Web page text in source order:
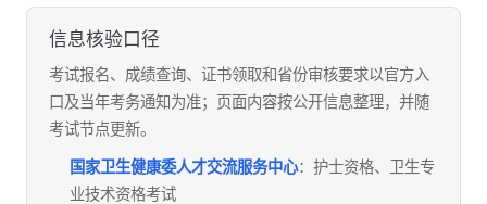
信息核验口径
考试报名、成绩查询、证书领取和省份审核要求以官方入
口及当年考务通知为准；页面内容按公开信息整理，并随
考试节点更新。
国家卫生健康委人才交流服务中心：护士资格、卫生专
业技术资格考试